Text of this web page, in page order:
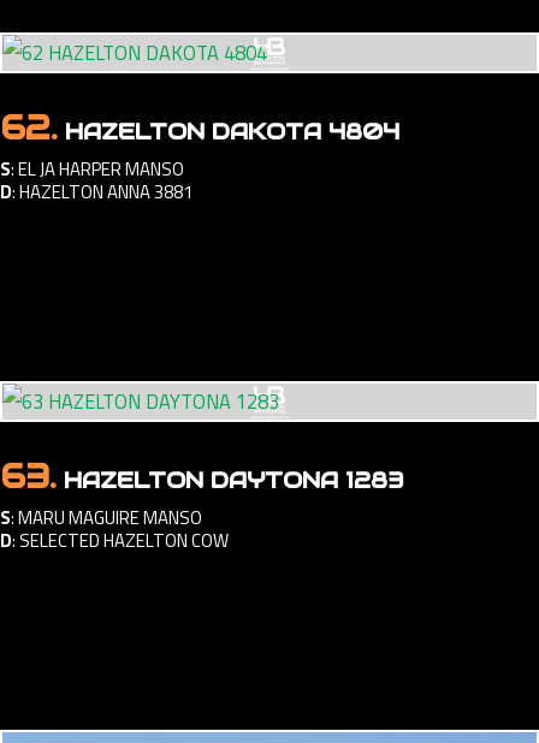
62. HAZELTON DAKOTA 4804
S:EL JA HARPER MANSO
D:HAZELTON ANNA 3881
63. HAZELTON DAYTONA 1283
S:MARU MAGUIRE MANSO
D:SELECTED HAZELTON COW